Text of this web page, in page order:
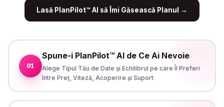
Lasă PlanPilot™ AI să Îmi Găsească Planul →
01
Spune-i PlanPilot™ AI de Ce Ai Nevoie
Alege Tipul Tău de Date și Echilibrul pe care Îl Preferi
între Preț, Viteză, Acoperire și Suport